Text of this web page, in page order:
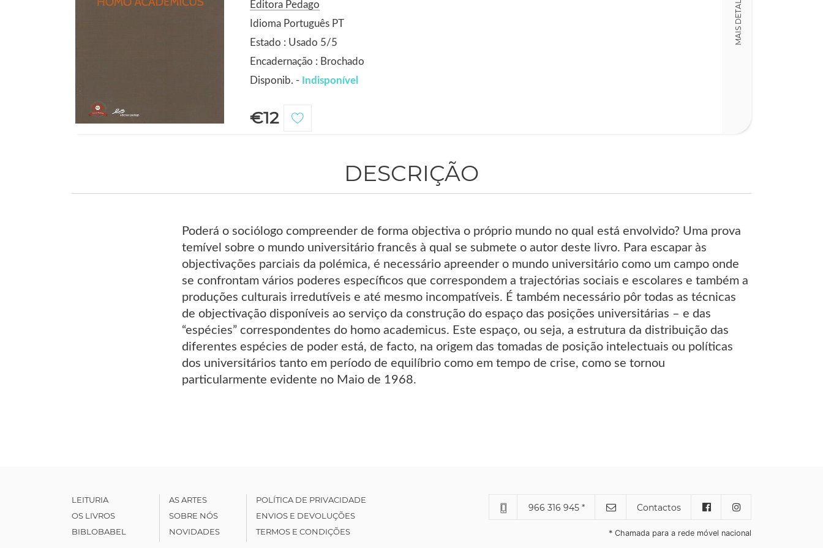
Editora Pedago
Idioma Português PT
Estado : Usado 5/5
Encadernação : Brochado
Disponib. - Indisponível
€12
MAIS DETALHES
DESCRIÇÃO
Poderá o sociólogo compreender de forma objectiva o próprio mundo no qual está envolvido? Uma prova
temível sobre o mundo universitário francês à qual se submete o autor deste livro. Para escapar às
objectivações parciais da polémica, é necessário apreender o mundo universitário como um campo onde
se confrontam vários poderes específicos que correspondem a trajectórias sociais e escolares e também a
produções culturais irredutíveis e até mesmo incompatíveis. É também necessário pôr todas as técnicas
de objectivação disponíveis ao serviço da construção do espaço das posições universitárias – e das
“espécies” correspondentes do homo academicus. Este espaço, ou seja, a estrutura da distribuição das
diferentes espécies de poder está, de facto, na origem das tomadas de posição intelectuais ou políticas
dos universitários tanto em período de equilíbrio como em tempo de crise, como se tornou
particularmente evidente no Maio de 1968.
LEITURIA
OS LIVROS
BIBLOBABEL
AS ARTES
SOBRE NÓS
NOVIDADES
POLÍTICA DE PRIVACIDADE
ENVIOS E DEVOLUÇÕES
TERMOS E CONDIÇÕES
966 316 945 * Contactos
* Chamada para a rede móvel nacional